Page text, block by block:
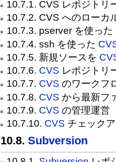
10.7.1. CVS レポジトリ
10.7.2. CVS へのローカ
10.7.3. pserver を使った
10.7.4. ssh を使った
10.7.5. 新規ソースを
10.7.6. CVS レポジトリ
10.7.7. CVS のワークフ
10.7.8. CVS から最新フ
10.7.9. CVS の管理運営
10.7.10. CVS チェック
10.8.Subversion